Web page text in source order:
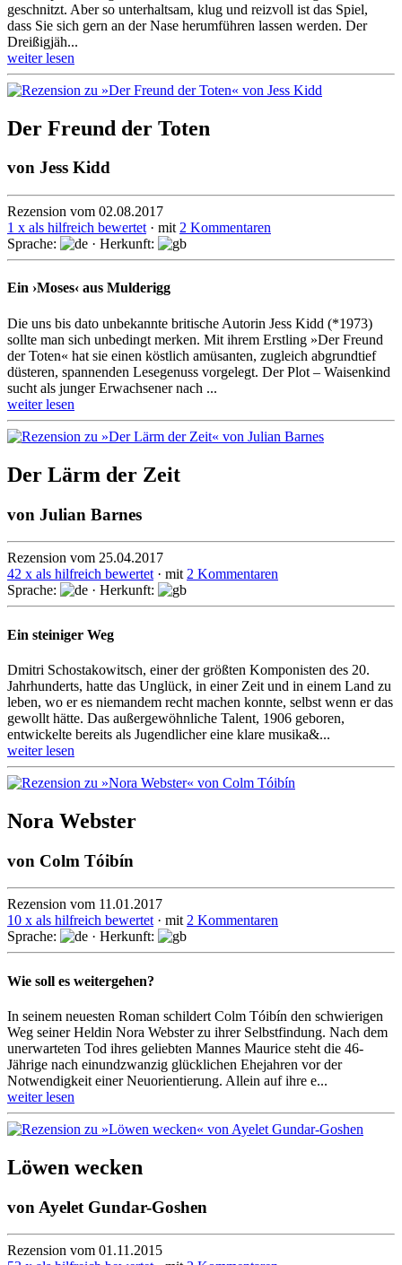
geschnitzt. Aber so unterhaltsam, klug und reizvoll ist das Spiel,
dass Sie sich gern an der Nase herum­führen lassen werden. Der
Dreißigjäh...
weiter lesen
Der Freund der Toten
von Jess Kidd
Rezension vom 02.08.2017
1 x als hilfreich bewertet · mit 2 Kommentaren
Sprache:
· Herkunft:
Ein ›Moses‹ aus Mulderigg
Die uns bis dato unbekannte britische Autorin Jess Kidd (*1973)
sollte man sich unbedingt merken. Mit ihrem Erstling »Der Freund
der Toten« hat sie einen köstlich amü­santen, zugleich abgrund­tief
düste­ren, spannen­den Lese­genuss vorgelegt. Der Plot – Waisen­kind
sucht als junger Erwach­sener nach ...
weiter lesen
Der Lärm der Zeit
von Julian Barnes
Rezension vom 25.04.2017
42 x als hilfreich bewertet · mit 2 Kommentaren
Sprache:
· Herkunft:
Ein steiniger Weg
Dmitri Schostakowitsch, einer der größten Komponisten des 20.
Jahr­hunderts, hatte das Unglück, in einer Zeit und in einem Land zu
leben, wo er es nie­mandem recht machen konnte, selbst wenn er das
gewollt hätte. Das außer­gewöhn­liche Talent, 1906 geboren,
entwickelte bereits als Jugend­licher eine klare musika&...
weiter lesen
Nora Webster
von Colm Tóibín
Rezension vom 11.01.2017
10 x als hilfreich bewertet · mit 2 Kommentaren
Sprache:
· Herkunft:
Wie soll es weitergehen?
In seinem neuesten Roman schildert Colm Tóibín den schwierigen
Weg seiner Heldin Nora Webster zu ihrer Selbst­findung. Nach dem
unerwar­teten Tod ihres geliebten Mannes Maurice steht die 46-
Jährige nach einund­zwanzig glück­lichen Ehe­jahren vor der
Notwen­digkeit einer Neuorien­tierung. Allein auf ihre e...
weiter lesen
Löwen wecken
von Ayelet Gundar-Goshen
Rezension vom 01.11.2015